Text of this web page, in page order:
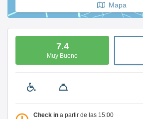
Mapa
7.4
Muy Bueno
Check in a partir de las 15:00